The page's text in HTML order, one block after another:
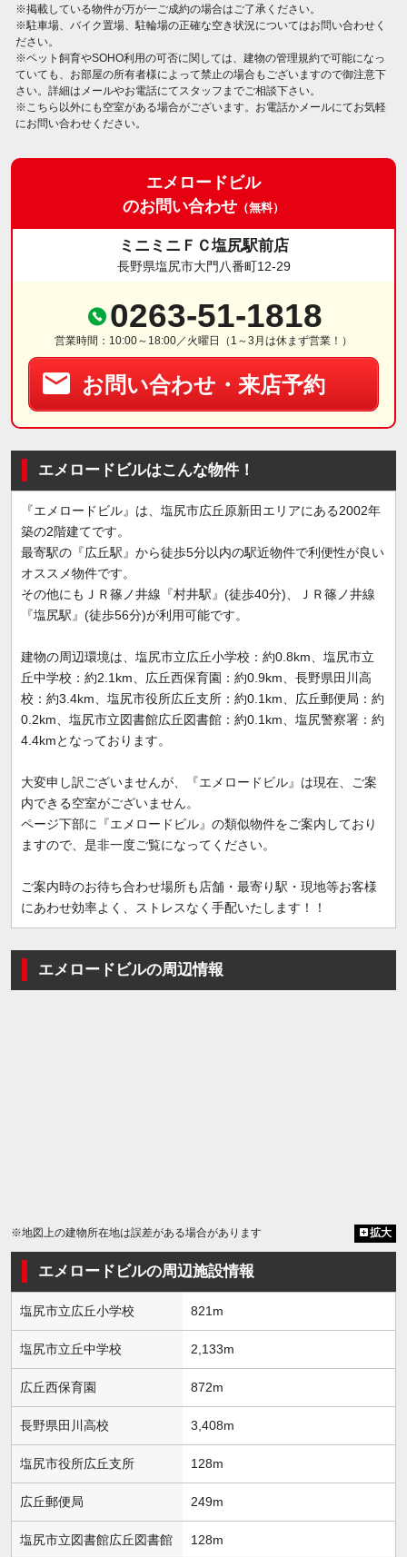
※掲載している物件が万が一ご成約の場合はご了承ください。
※駐車場、バイク置場、駐輪場の正確な空き状況についてはお問い合わせく
ださい。
※ペット飼育やSOHO利用の可否に関しては、建物の管理規約で可能になっ
ていても、お部屋の所有者様によって禁止の場合もございますので御注意下
さい。詳細はメールやお電話にてスタッフまでご相談下さい。
※こちら以外にも空室がある場合がございます。お電話かメールにてお気軽
にお問い合わせください。
エメロードビル
のお問い合わせ （無料）
ミニミニＦＣ塩尻駅前店
長野県塩尻市大門八番町12-29
0263-51-1818
営業時間：10:00～18:00／火曜日（1～3月は休まず営業！）
お問い合わせ・来店予約
エメロードビルはこんな物件！
『エメロードビル』は、塩尻市広丘原新田エリアにある2002年
築の2階建てです。
最寄駅の『広丘駅』から徒歩5分以内の駅近物件で利便性が良い
オススメ物件です。
その他にもＪＲ篠ノ井線『村井駅』(徒歩40分)、ＪＲ篠ノ井線
『塩尻駅』(徒歩56分)が利用可能です。
建物の周辺環境は、塩尻市立広丘小学校：約0.8km、塩尻市立
丘中学校：約2.1km、広丘西保育園：約0.9km、長野県田川高
校：約3.4km、塩尻市役所広丘支所：約0.1km、広丘郵便局：約
0.2km、塩尻市立図書館広丘図書館：約0.1km、塩尻警察署：約
4.4kmとなっております。
大変申し訳ございませんが、『エメロードビル』は現在、ご案
内できる空室がございません。
ページ下部に『エメロードビル』の類似物件をご案内しており
ますので、是非一度ご覧になってください。
ご案内時のお待ち合わせ場所も店舗・最寄り駅・現地等お客様
にあわせ効率よく、ストレスなく手配いたします！！
エメロードビルの周辺情報
※地図上の建物所在地は誤差がある場合があります 拡大
エメロードビルの周辺施設情報
塩尻市立広丘小学校 821m
塩尻市立丘中学校 2,133m
広丘西保育園 872m
長野県田川高校 3,408m
塩尻市役所広丘支所 128m
広丘郵便局 249m
塩尻市立図書館広丘図書館 128m